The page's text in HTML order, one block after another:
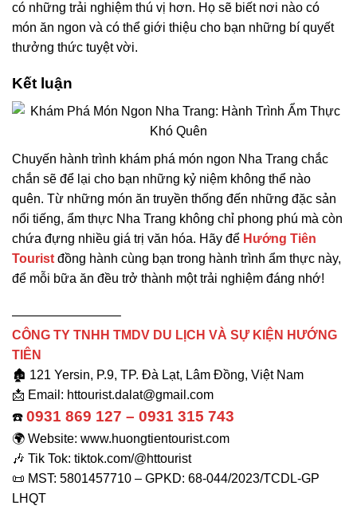
có những trải nghiệm thú vị hơn. Họ sẽ biết nơi nào có
món ăn ngon và có thể giới thiệu cho bạn những bí quyết
thưởng thức tuyệt vời.
Kết luận
Chuyến hành trình khám phá món ngon Nha Trang chắc
chắn sẽ để lại cho bạn những kỷ niệm không thể nào
quên. Từ những món ăn truyền thống đến những đặc sản
nổi tiếng, ẩm thực Nha Trang không chỉ phong phú mà còn
chứa đựng nhiều giá trị văn hóa. Hãy để Hướng Tiên
Tourist đồng hành cùng bạn trong hành trình ẩm thực này,
để mỗi bữa ăn đều trở thành một trải nghiệm đáng nhớ!
————————–
CÔNG TY TNHH TMDV DU LỊCH VÀ SỰ KIỆN HƯỚNG
TIÊN
🏚️ 121 Yersin, P.9, TP. Đà Lạt, Lâm Đồng, Việt Nam
📩 Email: httourist.dalat@gmail.com
☎️ 0931 869 127 – 0931 315 743
🌍 Website: www.huongtientourist.com
🎶 Tik Tok: tiktok.com/@httourist
📜 MST: 5801457710 – GPKD: 68-044/2023/TCDL-GP
LHQT